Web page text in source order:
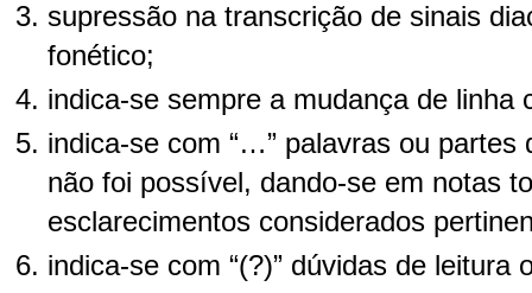
supressão na transcrição de sinais
fonético;
indica-se sempre a mudança de linha
indica-se com “…” palavras ou partes
não foi possível, dando-se em notas
esclarecimentos considerados
indica-se com “(?)” dúvidas de leitura